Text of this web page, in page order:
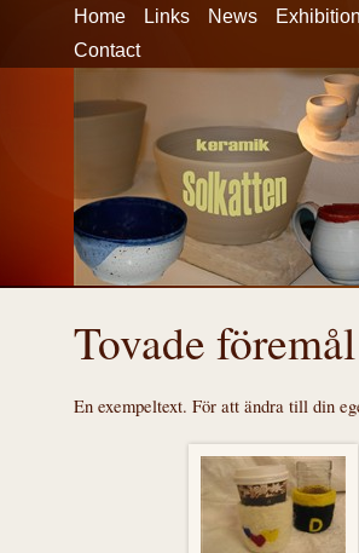
Home Links News
Contact
Tovade föremål
En exempeltext. För att ändra till din